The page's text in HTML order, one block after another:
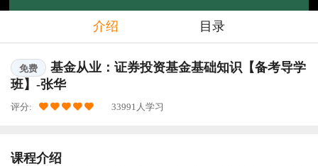
介绍 目录
免费
基金从业：证券投资基金基础知识【备考导学
班】-张华
评分: 33991人学习
课程介绍